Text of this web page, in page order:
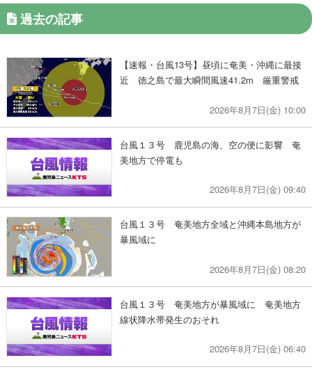
過去の記事
【速報・台風13号】昼頃に奄美・沖縄に最接
近 徳之島で最大瞬間風速41.2m 厳重警戒
2026年8月7日(金) 10:00
台風１３号 鹿児島の海、空の便に影響 奄
美地方で停電も
2026年8月7日(金) 09:40
台風１３号 奄美地方全域と沖縄本島地方が
暴風域に
2026年8月7日(金) 08:20
台風１３号 奄美地方が暴風域に 奄美地方
線状降水帯発生のおそれ
2026年8月7日(金) 06:40